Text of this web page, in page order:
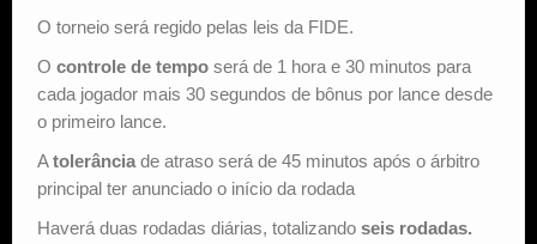
O torneio será regido pelas leis da FIDE.
O controle de tempo será de 1 hora e 30 minutos para
cada jogador mais 30 segundos de bônus por lance desde
o primeiro lance.
Atolerância de atraso será de 45 minutos após o árbitro
principal ter anunciado o início da rodada
Haverá duas rodadas diárias, totalizando seis rodadas.